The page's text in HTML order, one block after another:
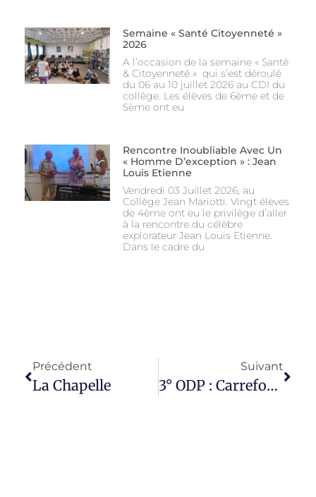
Semaine « Santé Citoyenneté »
2026
A l’occasion de la semaine « Santé
& Citoyenneté » qui s’est déroulé
du 06 au 10 juillet 2026 au CDI du
collège. Les élèves de 6ème et de
5ème ont eu
Rencontre Inoubliable Avec Un
« Homme D’exception » : Jean
Louis Etienne
Vendredi 03 Juillet 2026, au
Collège Jean Mariotti. Vingt élèves
de 4ème ont eu le privilège d’aller
à la rencontre du célèbre
explorateur Jean Louis Etienne.
Dans le cadre du
Précédent
La Chapelle
Suivant
3° ODP : Carrefour Des Métiers